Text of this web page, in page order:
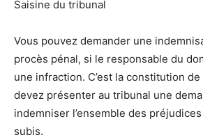
Saisine du tribunal
Vous pouvez demander une
procès pénal, si le responsable du
une infraction. C’est la constitution
devez présenter au tribunal une
indemniser l’ensemble des
subis.